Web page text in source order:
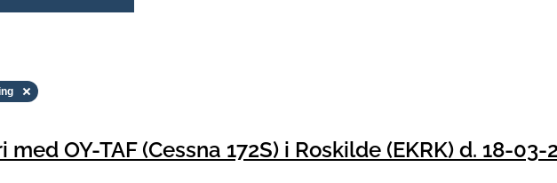
med OY-TAF (Cessna 172S) i Roskilde (EKRK) d. 18-03-